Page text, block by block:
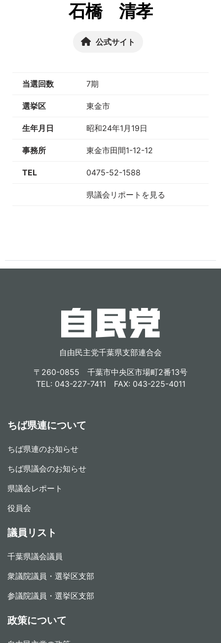
石橋 清孝
公式サイト
当選回数 7期
選挙区 東金市
生年月日 昭和24年1月19日
事務所 東金市田間1-12-12
TEL 0475-52-1588
県議会リポートを見る
自由民主党千葉県支部連合会
〒260-0855 千葉市中央区市場町2番13号
TEL: 043-227-7411 FAX: 043-225-4011
ちば県連について
ちば県連のお知らせ
ちば県議会のお知らせ
県議会レポート
役員会
議員リスト
千葉県議会議員
衆議院議員・選挙区支部
参議院議員・選挙区支部
政策について